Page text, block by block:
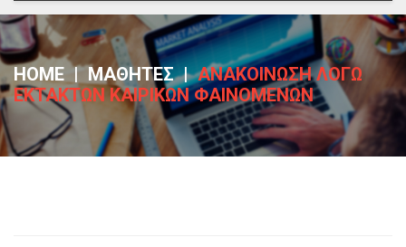
HOME | ΜΑΘΗΤΕΣ | ΑΝΑΚΟΙΝΩΣΗ ΛΟΓΩ
ΕΚΤΑΚΤΩΝ ΚΑΙΡΙΚΩΝ ΦΑΙΝΟΜΕΝΩΝ